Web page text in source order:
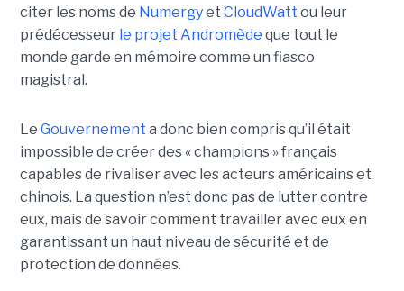
citer les noms de Numergyet CloudWatt ou leur
prédécesseur le projet Andromède que tout le
monde garde en mémoire comme un fiasco
magistral.
Le Gouvernement a donc bien compris qu’il était
impossible de créer des « champions » français
capables de rivaliser avec les acteurs américains et
chinois. La question n’est donc pas de lutter contre
eux, mais de savoir comment travailler avec eux en
garantissant un haut niveau de sécurité et de
protection de données.